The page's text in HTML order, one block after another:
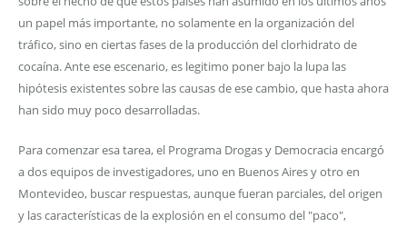
un papel más importante, no solamente en la organización del
tráfico, sino en ciertas fases de la producción del clorhidrato de
cocaína. Ante ese escenario, es legitimo poner bajo la lupa las
hipótesis existentes sobre las causas de ese cambio, que hasta ahora
han sido muy poco desarrolladas.
Para comenzar esa tarea, el Programa Drogas y Democracia encargó
a dos equipos de investigadores, uno en Buenos Aires y otro en
Montevideo, buscar respuestas, aunque fueran parciales, del origen
y las características de la explosión en el consumo del "paco",